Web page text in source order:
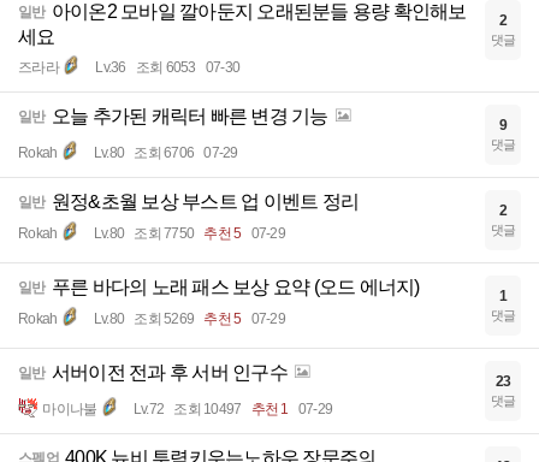
일반 아이온2 모바일 깔아둔지 오래된분들 용량 확인해보
세요
즈라라 Lv.36 조회 6053 07-30
2
댓글
일반 오늘 추가된 캐릭터 빠른 변경 기능
Rokah Lv.80 조회 6706 07-29
9
댓글
일반 원정&초월 보상 부스트 업 이벤트 정리
Rokah Lv.80 조회 7750 추천 5 07-29
2
댓글
일반 푸른 바다의 노래 패스 보상 요약 (오드 에너지)
Rokah Lv.80 조회 5269 추천 5 07-29
1
댓글
일반 서버이전 전과 후 서버 인구수
마이나불 Lv.72 조회 10497 추천 1 07-29
23
댓글
스펙업 400K 뉴비 투력키우는노하우 장문주의